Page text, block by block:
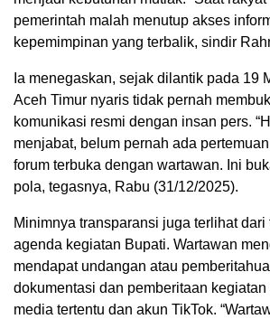
pemerintah malah menutup akses
kepemimpinan yang terbalik, sindir
Ia menegaskan, sejak dilantik pada 19
Aceh Timur nyaris tidak pernah
komunikasi resmi dengan insan pers.
menjabat, belum pernah ada
forum terbuka dengan wartawan. Ini
pola, tegasnya, Rabu (31/12/2025).
Minimnya transparansi juga terlihat dari
agenda kegiatan Bupati. Wartawan
mendapat undangan atau
dokumentasi dan pemberitaan
media tertentu dan akun TikTok.